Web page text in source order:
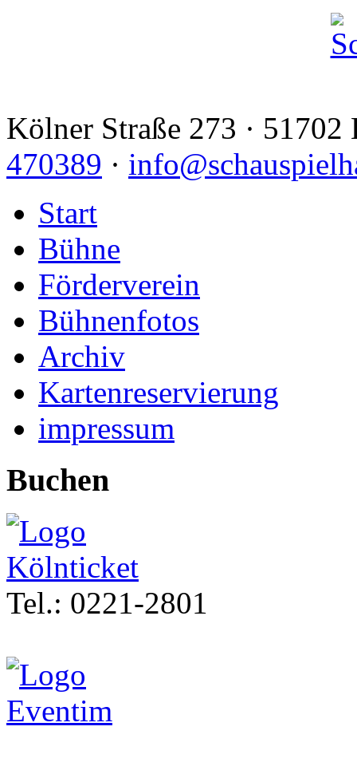
Kölner Straße 273 · 51702
470389 ·
Start
Bühne
Förderverein
Bühnenfotos
Archiv
Kartenreservierung
impressum
Buchen
Tel.: 0221-2801